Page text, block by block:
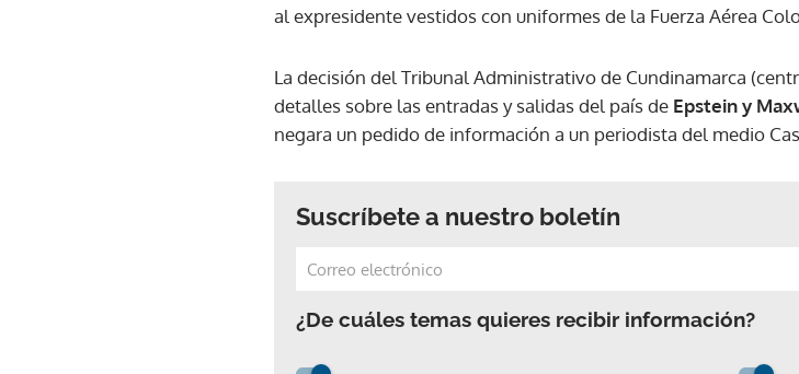
al expresidente vestidos con uniformes de la Fuerza Aérea
La decisión del Tribunal Administrativo de Cundinamarca
detalles sobre las entradas y salidas del país de Epstein y
negara un pedido de información a un periodista del medio
Suscríbete a nuestro boletín
¿De cuáles temas quieres recibir información?